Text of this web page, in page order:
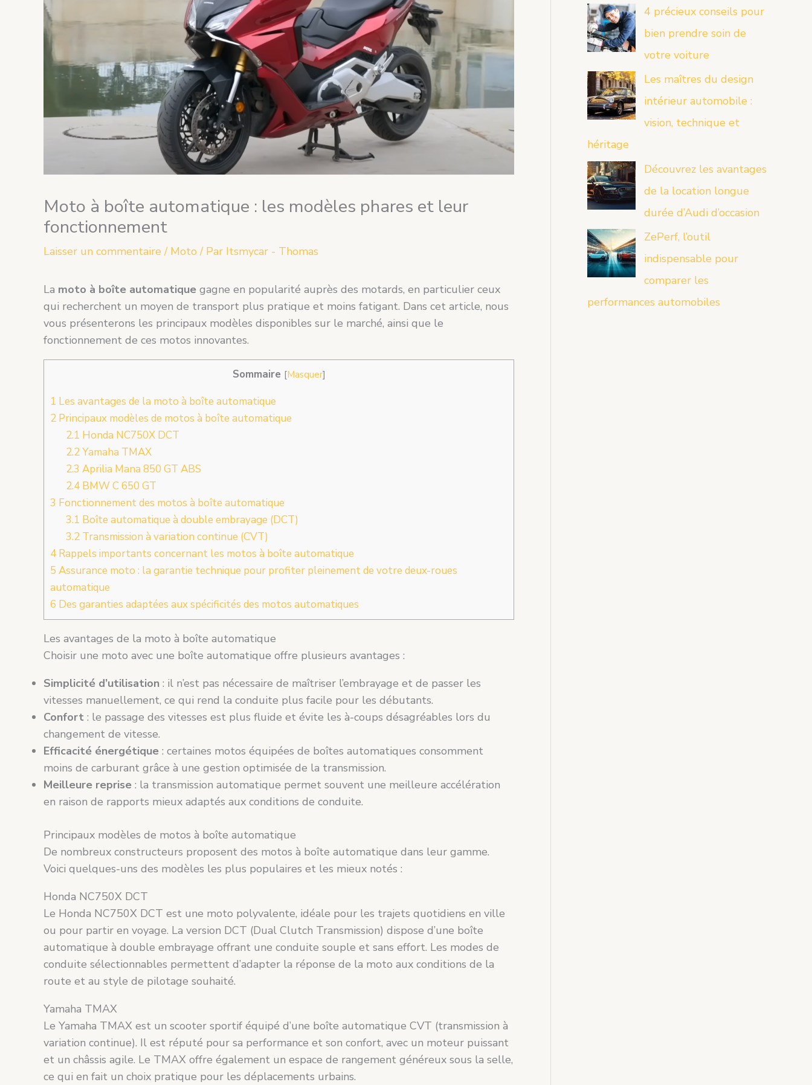
Moto à boîte automatique : les modèles phares et leur
fonctionnement
Laisser un commentaire / Moto / Par Itsmycar - Thomas
La moto à boîte automatique gagne en popularité auprès des motards, en particulier ceux
qui recherchent un moyen de transport plus pratique et moins fatigant. Dans cet article, nous
vous présenterons les principaux modèles disponibles sur le marché, ainsi que le
fonctionnement de ces motos innovantes.
Sommaire [Masquer]
1 Les avantages de la moto à boîte automatique
2 Principaux modèles de motos à boîte automatique
2.1 Honda NC750X DCT
2.2Yamaha TMAX
2.3 Aprilia Mana 850 GT ABS
2.4BMW C 650 GT
3 Fonctionnement des motos à boîte automatique
3.1 Boîte automatique à double embrayage (DCT)
3.2Transmission à variation continue (CVT)
4 Rappels importants concernant les motos à boîte automatique
5 Assurance moto : la garantie technique pour profiter pleinement de votre deux-roues
automatique
6 Des garanties adaptées aux spécificités des motos automatiques
Les avantages de la moto à boîte automatique
Choisir une moto avec une boîte automatique offre plusieurs avantages :
Simplicité d’utilisation : il n’est pas nécessaire de maîtriser l’embrayage et de passer les
vitesses manuellement, ce qui rend la conduite plus facile pour les débutants.
Confort : le passage des vitesses est plus fluide et évite les à-coups désagréables lors du
changement de vitesse.
Efficacité énergétique : certaines motos équipées de boîtes automatiques consomment
moins de carburant grâce à une gestion optimisée de la transmission.
Meilleure reprise : la transmission automatique permet souvent une meilleure accélération
en raison de rapports mieux adaptés aux conditions de conduite.
Principaux modèles de motos à boîte automatique
De nombreux constructeurs proposent des motos à boîte automatique dans leur gamme.
Voici quelques-uns des modèles les plus populaires et les mieux notés :
Honda NC750X DCT
Le Honda NC750X DCT est une moto polyvalente, idéale pour les trajets quotidiens en ville
ou pour partir en voyage. La version DCT (Dual Clutch Transmission) dispose d’une boîte
automatique à double embrayage offrant une conduite souple et sans effort. Les modes de
conduite sélectionnables permettent d’adapter la réponse de la moto aux conditions de la
route et au style de pilotage souhaité.
Yamaha TMAX
Le Yamaha TMAX est un scooter sportif équipé d’une boîte automatique CVT (transmission à
variation continue). Il est réputé pour sa performance et son confort, avec un moteur puissant
et un châssis agile. Le TMAX offre également un espace de rangement généreux sous la selle,
ce qui en fait un choix pratique pour les déplacements urbains.
4 précieux conseils pour
bien prendre soin de
votre voiture
Les maîtres du design
intérieur automobile :
vision, technique et
héritage
Découvrez les avantages
de la location longue
durée d’Audi d’occasion
ZePerf, l’outil
indispensable pour
comparer les
performances automobiles